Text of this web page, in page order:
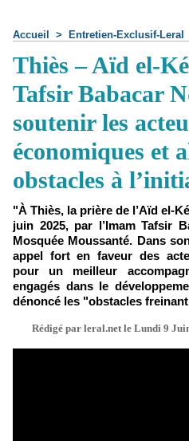
Accueil > Entretien-Exclusif-Leral
Thiès – Aïd el-
Tafsir Babacar
soutenir les
économiques et
obstacles à
"À Thiès, la prière de l’Aïd el-
juin 2025, par l’Imam Tafsir
Mosquée Moussanté. Dans
appel fort en faveur des
pour un meilleur
engagés dans le
dénoncé les "obstacles
Rédigé par leral.net le Lundi 9